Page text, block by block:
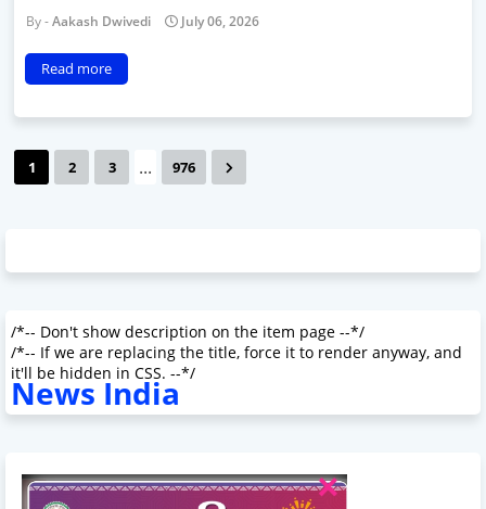
Aakash Dwivedi July 06, 2026
Read more
1 2 3 ... 976
/*-- Don't show description on the item page --*/
/*-- If we are replacing the title, force it to render anyway, and
it'll be hidden in CSS. --*/
News India